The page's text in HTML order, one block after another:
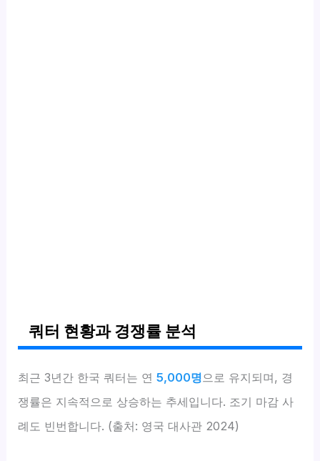
쿼터 현황과 경쟁률 분석
최근 3년간 한국 쿼터는 연5,000명으로 유지되며, 경
쟁률은 지속적으로 상승하는 추세입니다. 조기 마감 사
례도 빈번합니다. (출처: 영국 대사관 2024)